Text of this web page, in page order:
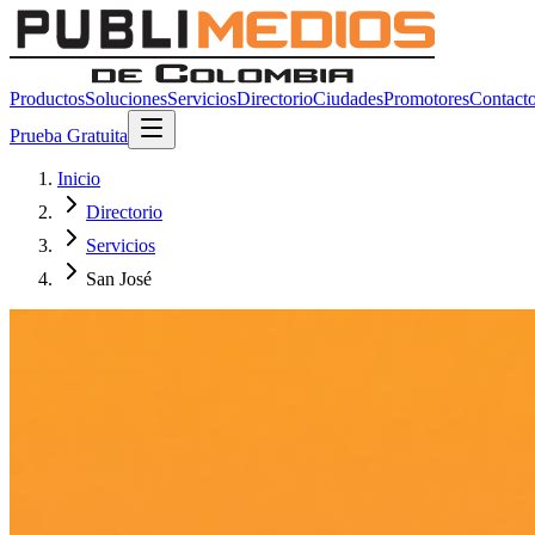
ProductosSolucionesServiciosDirectorioCiudadesPromotores
Prueba Gratuita
Inicio
Directorio
Servicios
San José